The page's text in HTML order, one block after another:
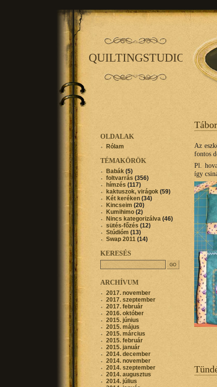
QUILTINGSTUDIO
Az
fontos
Pl.
így
OLDALAK
Rólam
TÉMAKÖRÖK
Babák (5)
foltvarrás (356)
hímzés (117)
kaktuszok, virágok (59)
Két keréken (34)
Kincseim (20)
Kumihimo (2)
Nincs kategorizálva (46)
sütés-főzés (12)
Stúdióm (13)
Swap 2011 (14)
KERESÉS
ARCHÍVUM
2017. november
2017. szeptember
2017. február
2016. október
2015. június
2015. május
2015. március
2015. február
2015. január
2014. december
2014. november
2014. szeptember
2014. augusztus
2014. július